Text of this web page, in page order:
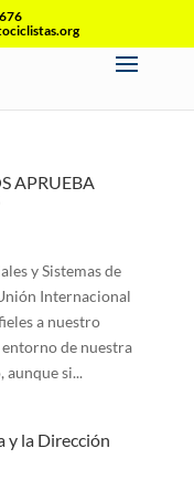
APRUEBA
y Sistemas de
Internacional
a nuestro
de nuestra
si...
y la Dirección